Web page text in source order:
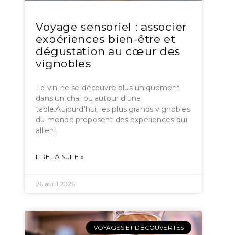
Voyage sensoriel : associer
expériences bien-être et
dégustation au cœur des
vignobles
Le vin ne se découvre plus uniquement
dans un chai ou autour d’une
table.Aujourd’hui, les plus grands vignobles
du monde proposent des expériences qui
allient
LIRE LA SUITE »
26 avril 2026
VOYAGES ET DÉCOUVERTES